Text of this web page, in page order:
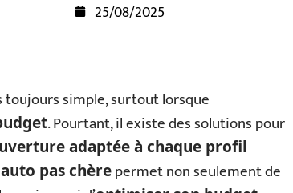
25/08/2025
toujours simple, surtout lorsque
. Pourtant, il existe des solutions pour
adaptée à chaque profil
pas chèrepermet non seulement de